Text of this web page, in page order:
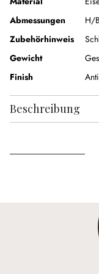
Abmessungen
H/
Zubehörhinweis
Gewicht
Finish
Beschreibung